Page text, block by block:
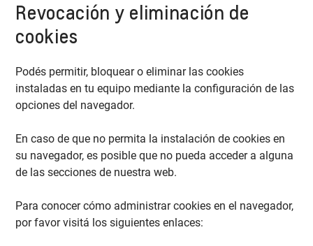
Revocación y eliminación de
cookies
Podés permitir, bloquear o eliminar las cookies
instaladas en tu equipo mediante la configuración de las
opciones del navegador.
En caso de que no permita la instalación de cookies en
su navegador, es posible que no pueda acceder a alguna
de las secciones de nuestra web.
Para conocer cómo administrar cookies en el navegador,
por favor visitá los siguientes enlaces: